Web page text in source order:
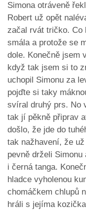
Simona otráveně
Robert už opět
začal rvát tričko. Co
smála a protože se
dole. Konečně jsem
když tak jsem si to
uchopil Simonu za
pojďte si taky
svíral druhý prs. No
tak jí pěkně připrav
došlo, že jde do
tak nažhavení, že
pevně drželi
i černá tanga.
hladce vyholenou
chomáčkem chlupů
hráli s jejíma